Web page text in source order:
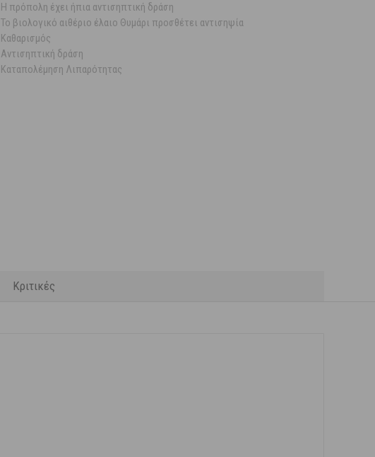
Η πρόπολη έχει ήπια αντισηπτική δράση
To βιολογικό αιθέριο έλαιο Θυμάρι προσθέτει αντισηψία
Kαθαρισμός
Αντισηπτική δράση
Καταπολέμηση Λιπαρότητας
Κριτικές